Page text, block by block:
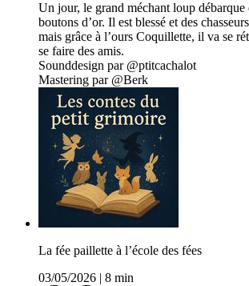
Un jour, le grand méchant loup débarque
boutons d’or. Il est blessé et des
mais grâce à l’ours Coquillette, il va se
se faire des amis.
Sounddesign par @ptitcachalot
Mastering par @Berk
La fée paillette à l’école des fées
03/05/2026
8 min